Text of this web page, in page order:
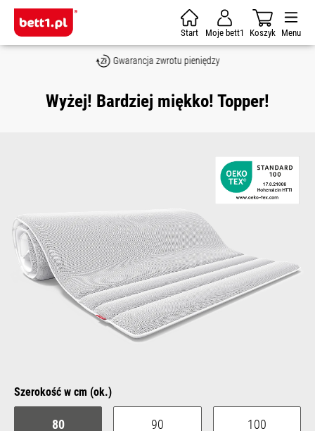
Skip to main content
Start Moje bett1 Koszyk Menu
Gwarancja zwrotu pieniędzy
Wyżej! Bardziej miękko! Topper!
Select
Szerokość w cm (ok.)
80 90 100